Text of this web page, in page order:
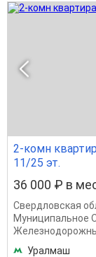
2-комн
11/25 эт.
36 000 ₽ в
Свердловская
Муниципальное
Уралмаш